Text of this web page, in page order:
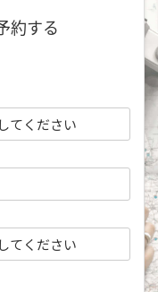
約する